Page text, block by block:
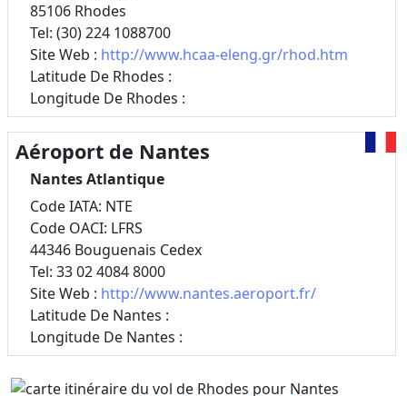
85106 Rhodes
Tel: (30) 224 1088700
Site Web : http://www.hcaa-eleng.gr/rhod.htm
Latitude De Rhodes :
Longitude De Rhodes :
Aéroport de Nantes
Nantes Atlantique
Code IATA: NTE
Code OACI: LFRS
44346 Bouguenais Cedex
Tel: 33 02 4084 8000
Site Web : http://www.nantes.aeroport.fr/
Latitude De Nantes :
Longitude De Nantes :